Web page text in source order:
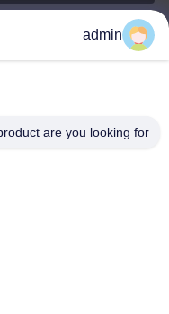
admin
are you looking for?